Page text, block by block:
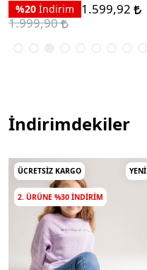
%20 İndirim
1.599,92
1.999,90
İndirimdekiler
ÜCRETSIZ KARGO YENI
2. ÜRÜNE %30 INDIRIM